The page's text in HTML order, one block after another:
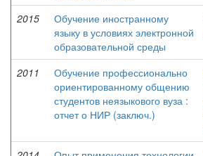
2015
Обучение иностранному
языку в условиях электронной
образовательной среды
2011
Обучение профессионально
ориентированному общению
студентов неязыкового вуза :
отчет о НИР (заключ.)